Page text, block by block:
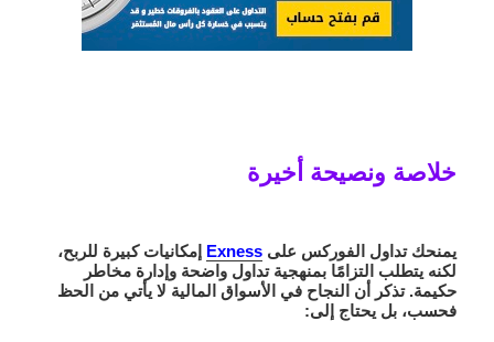
خلاصة ونصيحة أخيرة
يمنحكتداول الفوركس علىExness إمكانيات كبيرة للربح،
لكنه يتطلب التزامًا بمنهجية تداول واضحة وإدارة مخاطر
حكيمة. تذكر أن النجاح في الأسواق المالية لا يأتي من الحظ
فحسب، بل يحتاج إلى: